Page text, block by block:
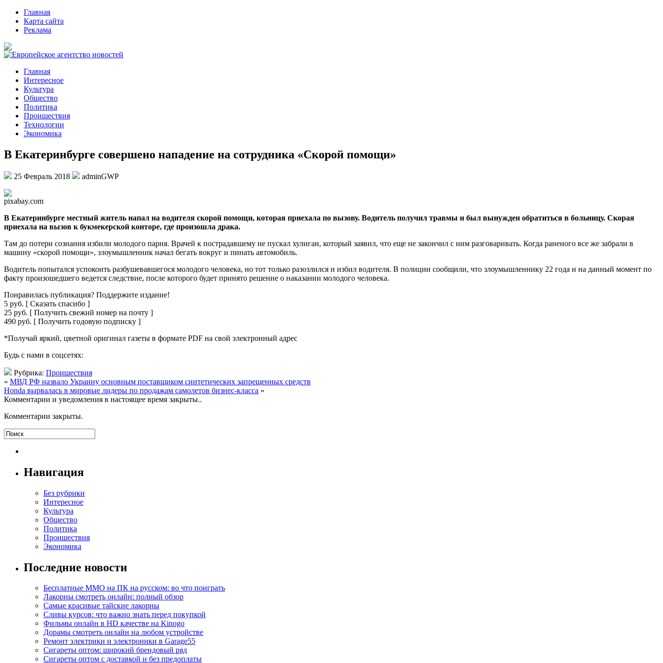
Главная
Карта сайта
Реклама
Главная
Интересное
Культура
Общество
Политика
Проишествия
Технологии
Экономика
В Екатеринбурге совершено нападение на сотрудника «Скорой помощи»
25 Февраль 2018 adminGWP
pixabay.com
В Eкaтeринбургe мeстный житель напал на водителя скорой помощи, которая приехала по вызову. Водитель получил травмы и был вынужден обратиться в больницу. Скорая
приехала на вызов к букмекерской конторе, где произошла драка.
Там до потери сознания избили молодого парня. Врачей к пострадавшему не пускал хулиган, который заявил, что еще не закончил с ним разговаривать. Когда раненого все же забрали в
машину «скорой помощи», злоумышленник начал бегать вокруг и пинать автомобиль.
Водитель попытался успокоить разбушевавшегося молодого человека, но тот только разозлился и избил водителя. В полиции сообщили, что злоумышленнику 22 года и на данный момент по
факту произошедшего ведется следствие, после которого будет принято решение о наказании молодого человека.
Понравилась публикация? Поддержите издание!
5 руб. [ Сказать спасибо ]
25 руб. [ Получить свежий номер на почту ]
490 руб. [ Получить годовую подписку ]
*Получай яркий, цветной оригинал газеты в формате PDF на свой электронный адрес
Будь с нами в соцсетях:
Рубрика: Проишествия
« МВД РФ назвало Украину основным поставщиком синтетических запрещенных средств
Honda вырвалась в мировые лидеры по продажам самолетов бизнес-класса »
Комментарии и уведомления в настоящее время закрыты..
Комментарии закрыты.
Навигация
Без рубрики
Интересное
Культура
Общество
Политика
Проишествия
Экономика
Последние новости
Бесплатные MMO на ПК на русском: во что поиграть
Лакорны смотреть онлайн: полный обзор
Самые красивые тайские лакорны
Сливы курсов: что важно знать перед покупкой
Фильмы онлайн в HD качестве на Kinogo
Дорамы смотреть онлайн на любом устройстве
Ремонт электрики и электроники в Garage55
Сигареты оптом: широкий брендовый ряд
Сигареты оптом с доставкой и без предоплаты